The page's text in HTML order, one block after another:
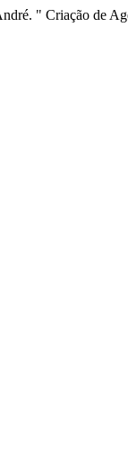
" Criação de